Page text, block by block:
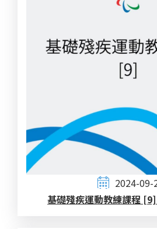
2024-09-
基礎殘疾運動教練課程